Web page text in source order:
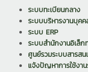
ระบบทะเบียนกลาง
ระบบบริหารงานบุคค
ระบบ ERP
ระบบสำนักงานอิเล็
ศูนย์รวมระบบสารสน
แจ้งปัญหาการใช้งา